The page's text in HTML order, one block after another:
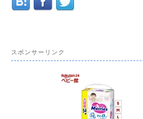
ツ
移
へ
動
スポンサーリンク